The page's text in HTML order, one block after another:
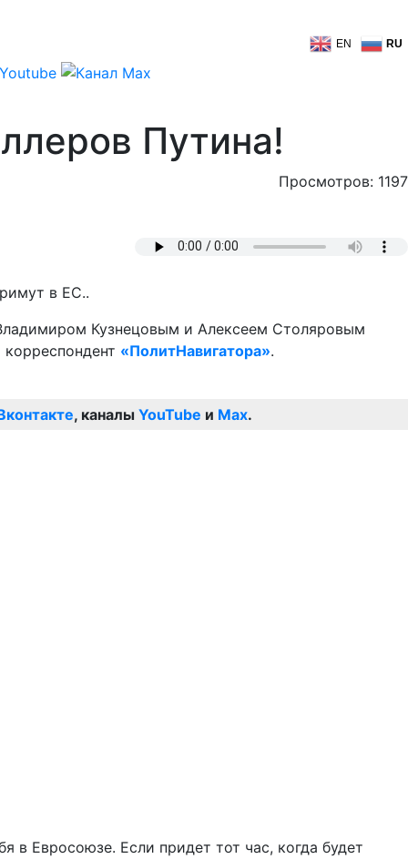
EN RU
Путина!
Просмотров: 1197
в ЕС..
Кузнецовым и Алексеем Столяровым
«ПолитНавигатора».
, каналы YouTube и Max.
в Евросоюзе. Если придет тот час, когда будет